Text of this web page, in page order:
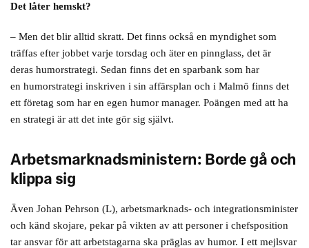
Det låter hemskt?
– Men det blir alltid skratt. Det finns också en myndighet som
träffas efter jobbet varje torsdag och äter en pinnglass, det är
deras humorstrategi. Sedan finns det en sparbank som har
en humorstrategi inskriven i sin affärsplan och i Malmö finns det
ett företag som har en egen humor manager. Poängen med att ha
en strategi är att det inte gör sig självt.
Arbetsmarknadsministern: Borde gå och
klippa sig
Även Johan Pehrson (L), arbetsmarknads- och integrationsminister
och känd skojare, pekar på vikten av att personer i chefsposition
tar ansvar för att arbetstagarna ska präglas av humor. I ett mejlsvar